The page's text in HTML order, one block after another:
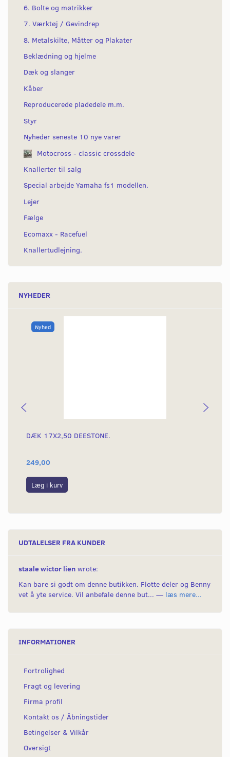
6. Bolte og møtrikker
7. Værktøj / Gevindrep
8. Metalskilte, Måtter og Plakater
Beklædning og hjelme
Dæk og slanger
Kåber
Reproducerede pladedele m.m.
Styr
Nyheder seneste 10 nye varer
Motocross - classic crossdele
Knallerter til salg
Special arbejde Yamaha fs1 modellen.
Lejer
Fælge
Ecomaxx - Racefuel
Knallertudlejning.
NYHEDER
Nyhed
DÆK 17X2,50 DEESTONE.
249,00
Læg i kurv
UDTALELSER FRA KUNDER
staale wictor lien wrote:
Kan bare si godt om denne butikken. Flotte deler og Benny
vet å yte service. Vil anbefale denne but... — læs mere...
INFORMATIONER
Fortrolighed
Fragt og levering
Firma profil
Kontakt os / Åbningstider
Betingelser & Vilkår
Oversigt